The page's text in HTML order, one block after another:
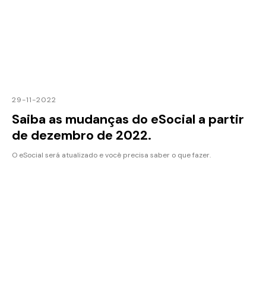
29-11-2022
Saiba as mudanças do eSocial a partir
de dezembro de 2022.
O eSocial será atualizado e você precisa saber o que fazer.